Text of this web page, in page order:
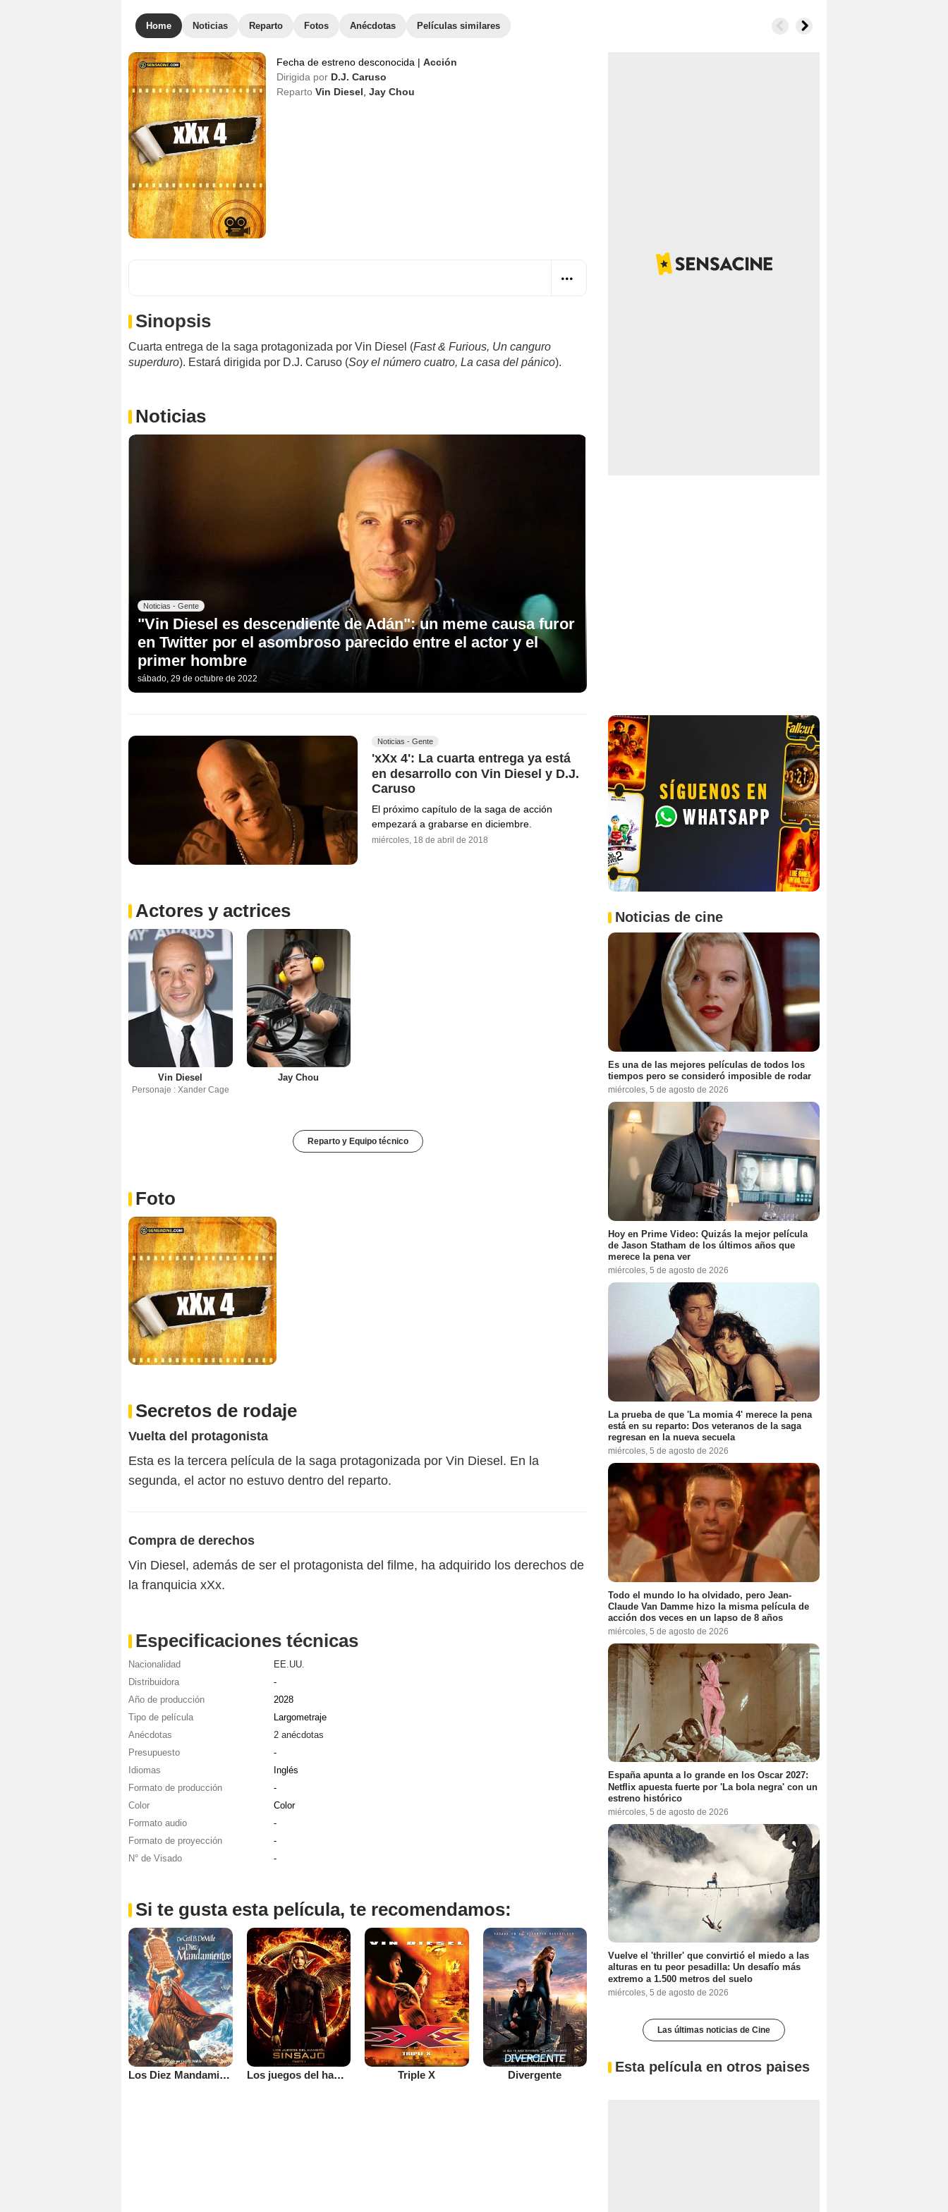
Home Noticias Reparto Fotos Anécdotas Películas similares
Fecha de estreno desconocida | Acción
Dirigida por D.J. Caruso
Reparto Vin Diesel Jay Chou
Sinopsis
Cuarta entrega de la saga protagonizada por Vin Diesel (Fast & Furious, Un canguro
superduro). Estará dirigida por D.J. Caruso (Soy el número cuatro, La casa del pánico).
Noticias
Noticias - Gente
"Vin Diesel es descendiente de Adán": un meme causa furor
en Twitter por el asombroso parecido entre el actor y el
primer hombre
sábado, 29 de octubre de 2022
Noticias - Gente
'xXx 4': La cuarta entrega ya está
en desarrollo con Vin Diesel y D.J.
Caruso
El próximo capítulo de la saga de acción
empezará a grabarse en diciembre.
miércoles, 18 de abril de 2018
Actores y actrices
Vin Diesel
Personaje : Xander Cage
Jay Chou
Reparto y Equipo técnico
Foto
Secretos de rodaje
Vuelta del protagonista
Esta es la tercera película de la saga protagonizada por Vin Diesel. En la
segunda, el actor no estuvo dentro del reparto.
Compra de derechos
Vin Diesel, además de ser el protagonista del filme, ha adquirido los derechos de
la franquicia xXx.
Especificaciones técnicas
Nacionalidad
EE.UU.
Distribuidora
-
Año de producción
2028
Tipo de película
Largometraje
Anécdotas
2 anécdotas
Presupuesto
-
Idiomas
Inglés
Formato de producción
-
Color
Color
Formato audio
-
Formato de proyección
-
N° de Visado
-
Si te gusta esta película, te recomendamos:
Los Diez Mandamientos Los juegos del hambre: Sinsajo - Parte 1 Triple X Divergente
Noticias de cine
Es una de las mejores películas de todos los
tiempos pero se consideró imposible de rodar
miércoles, 5 de agosto de 2026
Hoy en Prime Video: Quizás la mejor película
de Jason Statham de los últimos años que
merece la pena ver
miércoles, 5 de agosto de 2026
La prueba de que 'La momia 4' merece la pena
está en su reparto: Dos veteranos de la saga
regresan en la nueva secuela
miércoles, 5 de agosto de 2026
Todo el mundo lo ha olvidado, pero Jean-
Claude Van Damme hizo la misma película de
acción dos veces en un lapso de 8 años
miércoles, 5 de agosto de 2026
España apunta a lo grande en los Oscar 2027:
Netflix apuesta fuerte por 'La bola negra' con un
estreno histórico
miércoles, 5 de agosto de 2026
Vuelve el 'thriller' que convirtió el miedo a las
alturas en tu peor pesadilla: Un desafío más
extremo a 1.500 metros del suelo
miércoles, 5 de agosto de 2026
Las últimas noticias de Cine
Esta película en otros paises